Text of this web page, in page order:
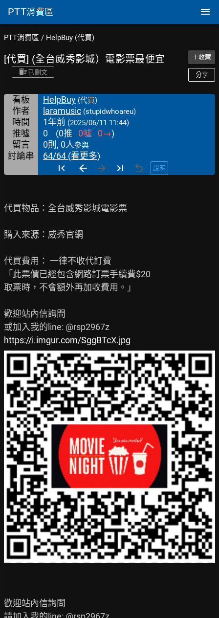
PTT消費區
PTT消費區 / HelpBuy (代買)
[代買] (全台威秀影城）電影票最便宜
已刪文
＋收藏
分享
看板 HelpBuy (代買)
作者 laramusic (stupidwhoareu)
時間 1年前 (2025/06/11 11:44)
推噓 0 (0推 0噓 0→)
留言
0則, 0人參與
討論串 64/64 (看更多)
說明
代買物品：全台威秀影城電影票
購入來源：威秀官網
代買費用： 一律不收代訂費
「此票價已經包含網路訂票手續費$20
取票時，不會額外再加收費用。」
歡迎站內信詢問
https://i.imgur.com/SggBTcX.jpg
歡迎站內信詢問